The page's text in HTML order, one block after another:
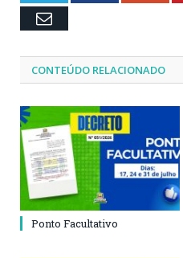
Email
CONTEÚDO RELACIONADO
Ponto Facultativo